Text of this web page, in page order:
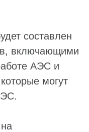
составлен
включающими
АЭС и
могут